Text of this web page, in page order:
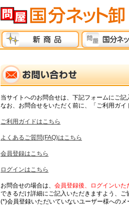
当サイトへのお問合せは、下記フォームにご記
なお、お問合せをいただく前に、「ご利用ガイ
ご利用ガイドはこちら
よくあるご質問(FAQ)はこちら
会員登録はこちら
ログインはこちら
お問合せの場合は、 会員登録後、ログインいた
できるだけ詳細にご記入いただきますよう、ご
(*)会員登録いただいていないユーザー様への